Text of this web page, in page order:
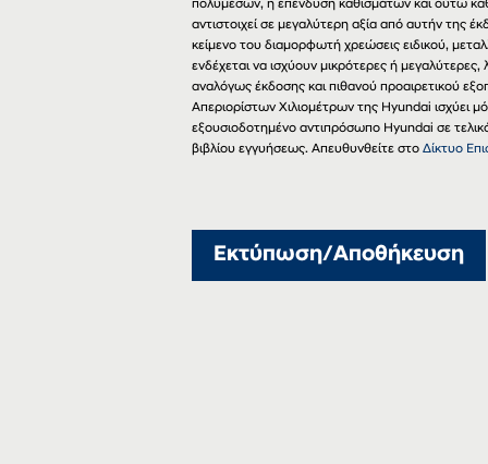
πολυμέσων, η επένδυση καθισμάτων και ούτω
αντιστοιχεί σε μεγαλύτερη αξία από αυτήν της
κείμενο του διαμορφωτή χρεώσεις ειδικού,
ενδέχεται να ισχύουν μικρότερες ή
αναλόγως έκδοσης και πιθανού προαιρετικού
Απεριορίστων Χιλιομέτρων της Hyundai ισχύει
εξουσιοδοτημένο αντιπρόσωπο Hyundai σε
βιβλίου εγγυήσεως. Απευθυνθείτε στοΔίκτυο
Εκτύπωση/Αποθήκευση